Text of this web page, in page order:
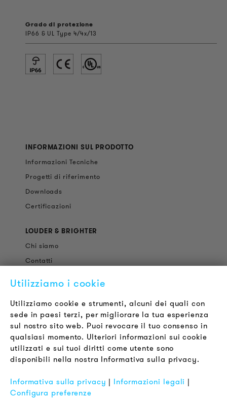
Grado di protezione
IP66 & UL Type 4/4x/13
INFORMAZIONI SUL PRODOTTO
Informazioni Tecniche
Progetti di riferimento
Downloads
Certificazioni
LOUDER & BRIGHTER
Chi siamo
Contatti
Newsletter
LEGALE
Termini & Condizioni
Informativa sulla Privacy
Impronta
Utilizziamo i cookie
Utilizziamo cookie e strumenti, alcuni dei quali con
sede in paesi terzi, per migliorare la tua esperienza
sul nostro sito web. Puoi revocare il tuo consenso in
qualsiasi momento. Ulteriori informazioni sui cookie
utilizzati e sui tuoi diritti come utente sono
disponibili nella nostra Informativa sulla privacy.
Informativa sulla privacy | Informazioni legali |
Configura preferenze